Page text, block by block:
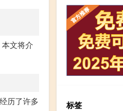
文将介
历了许多
标签